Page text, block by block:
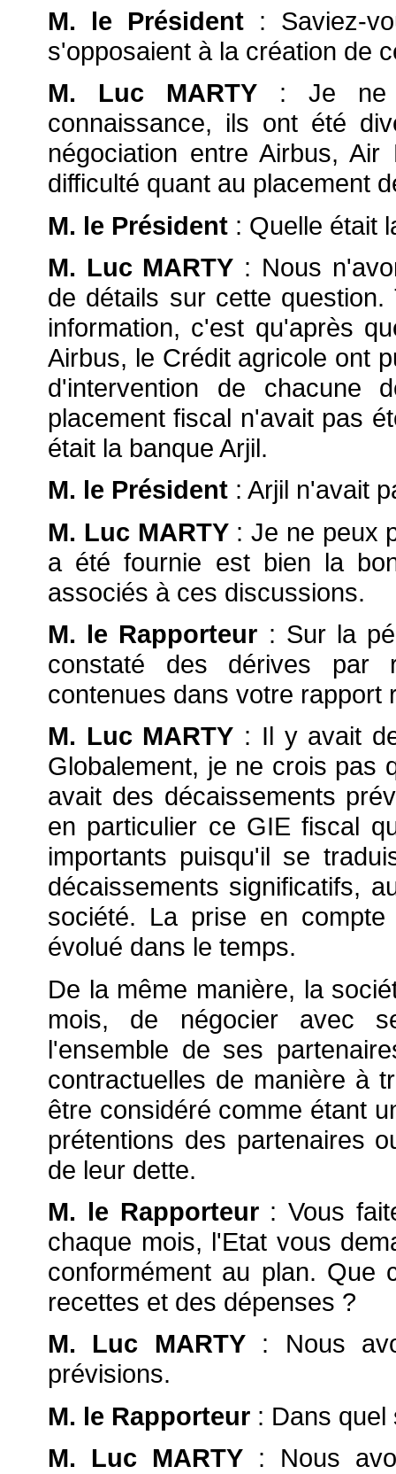
M. le Président : Saviez-
s'opposaient à la création de
M. Luc MARTY : Je ne
connaissance, ils ont été
négociation entre Airbus,
difficulté quant au placement
M. le Président : Quelle était
M. Luc MARTY : Nous
de détails sur cette
information, c'est qu'après
Airbus, le Crédit agricole ont
d'intervention de
placement fiscal n'avait pas
était la banque Arjil.
M. le Président : Arjil n'avait
M. Luc MARTY : Je ne peux
a été fournie est bien la
associés à ces discussions.
M. le Rapporteur : Sur la
constaté des dérives par
contenues dans votre rapport
M. Luc MARTY : Il y avait
Globalement, je ne crois pas
avait des décaissements
en particulier ce GIE fiscal
importants puisqu'il se
décaissements significatifs,
société. La prise en
évolué dans le temps.
De la même manière, la
mois, de négocier avec
l'ensemble de ses
contractuelles de manière à
être considéré comme étant
prétentions des partenaires
de leur dette.
M. le Rapporteur : Vous
chaque mois, l'Etat vous
conformément au plan. Que
recettes et des dépenses ?
M. Luc MARTY : Nous
prévisions.
M. le Rapporteur : Dans quel
M. Luc MARTY : Nous